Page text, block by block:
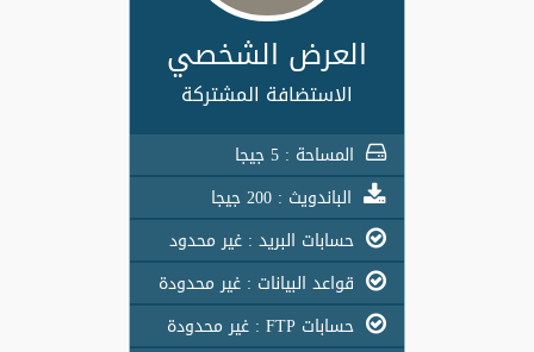
العرض الشخصي
الاستضافة المشتركة
المساحة : 5 جيجا
الباندويث : 200 جيجا
حسابات البريد : غير محدود
قواعد البيانات : غير محدودة
حسابات FTP : غير محدودة